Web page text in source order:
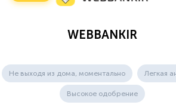
WEBBANKIR
Не выходя из дома, моментально Легкая
Высокое одобрение